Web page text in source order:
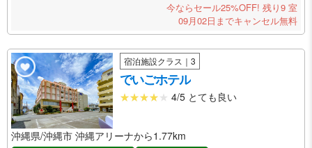
今ならセール25%OFF! 残り9 室
09月02日までキャンセル無料
宿泊施設クラス｜3
でいごホテル
4/5 とても良い
沖縄県/沖縄市 沖縄アリーナから1.77km